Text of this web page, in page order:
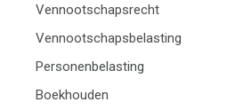
Vennootschapsrecht
Vennootschapsbelasting
Personenbelasting
Boekhouden